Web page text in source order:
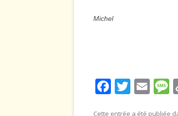
Michel
F T E
Cette entrée a été publiée